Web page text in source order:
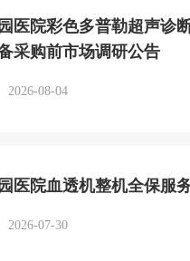
医院彩色多普勒超声诊
采购前市场调研公告
2026-08-04
医院血透机整机全保服
2026-07-30